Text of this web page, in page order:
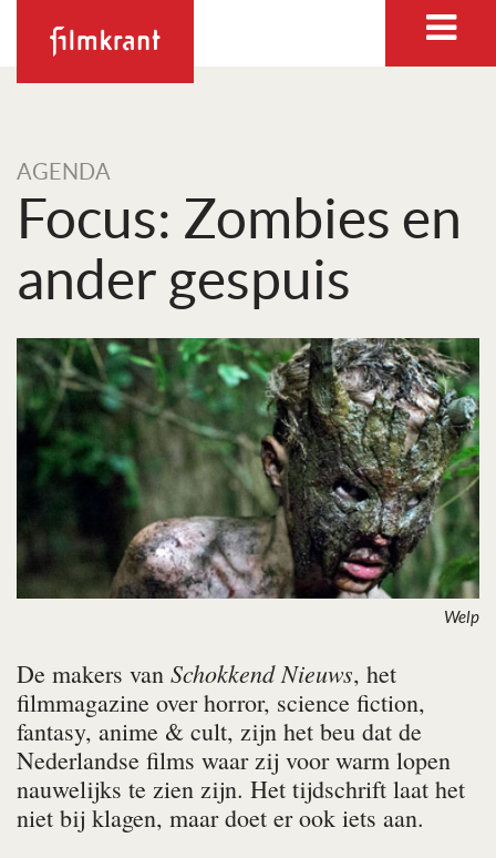
AGENDA
Focus: Zombies en
ander gespuis
Welp
De makers van Schokkend Nieuws, het
filmmagazine over horror, science fiction,
fantasy, anime & cult, zijn het beu dat de
Nederlandse films waar zij voor warm lopen
nauwelijks te zien zijn. Het tijdschrift laat het
niet bij klagen, maar doet er ook iets aan.